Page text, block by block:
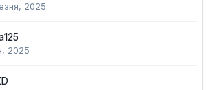
2025
2025